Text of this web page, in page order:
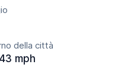
della città
mph